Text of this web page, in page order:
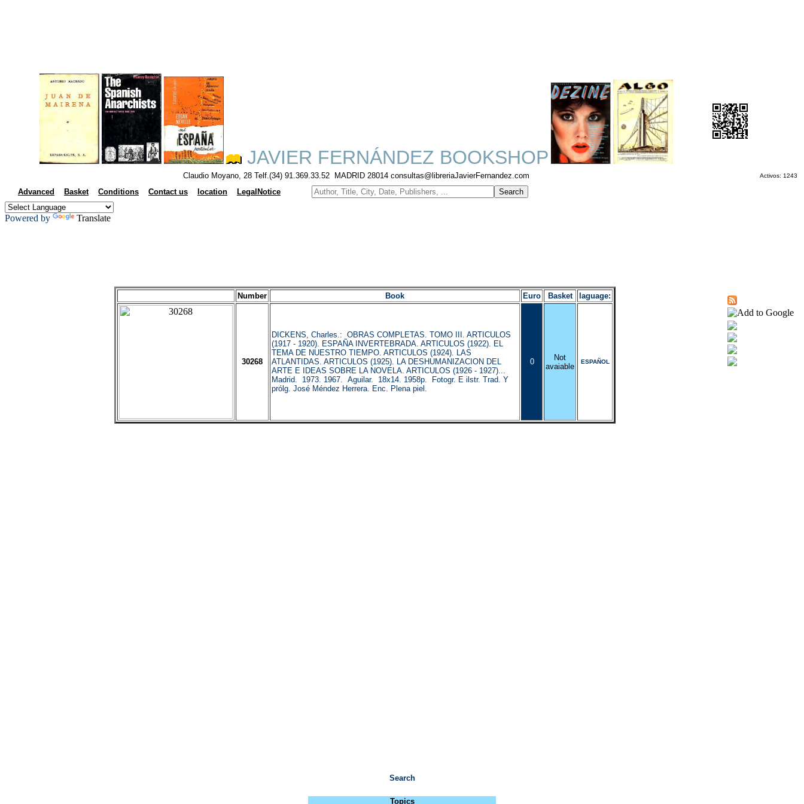
JAVIER FERNÁNDEZ BOOKSHOP
Claudio Moyano, 28 Telf.(34) 91.369.33.52 MADRID 28014 consultas@libreriaJavierFernandez.com Activos: 1243
Advanced Basket Conditions Contact us location LegalNotice
Powered by Translate
Number Book Euro Basket laguage:
30268
DICKENS, Charles.: OBRAS COMPLETAS. TOMO III. ARTICULOS
(1917 - 1920). ESPAÑA INVERTEBRADA. ARTICULOS (1922). EL
TEMA DE NUESTRO TIEMPO. ARTICULOS (1924). LAS
ATLANTIDAS. ARTICULOS (1925). LA DESHUMANIZACION DEL
ARTE E IDEAS SOBRE LA NOVELA. ARTICULOS (1926 - 1927)...
Madrid. 1973. 1967. Aguilar. 18x14. 1958p. Fotogr. E ilstr. Trad. Y
prólg. José Méndez Herrera. Enc. Plena piel.
0
Not
avaiable
ESPAÑOL
Search
Topics